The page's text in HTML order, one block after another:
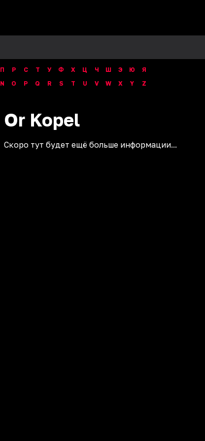
П Р С Т У Ф Х Ц Ч Ш Э Ю
Я
N O P Q R S T U V W X Y Z
Or Kopel
Скоро тут будет ещё больше информации...